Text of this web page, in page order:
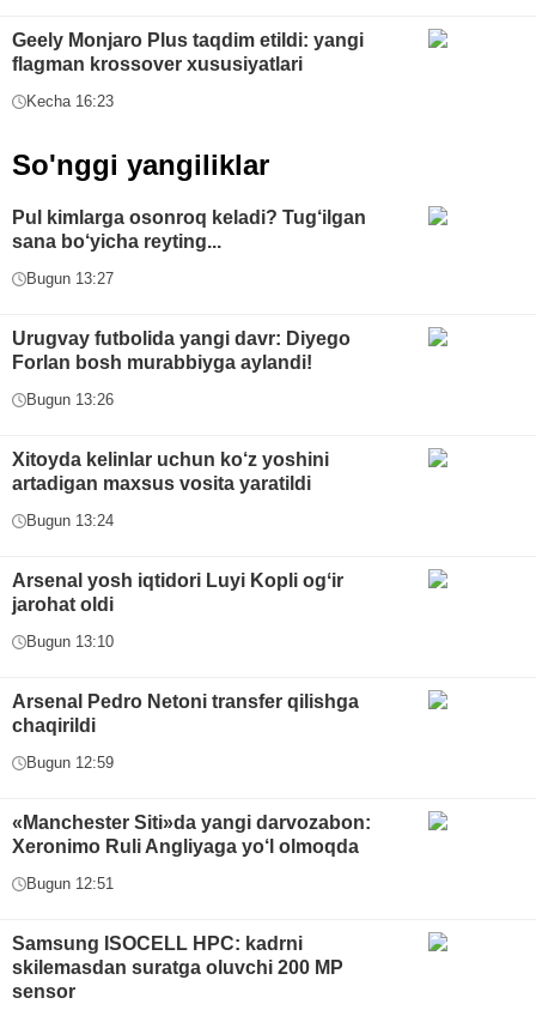
Geely Monjaro Plus taqdim etildi: yangi
flagman krossover xususiyatlari
Kecha 16:23
So'nggi yangiliklar
Pul kimlarga osonroq keladi? Tug‘ilgan
sana bo‘yicha reyting...
Bugun 13:27
Urugvay futbolida yangi davr: Diyego
Forlan bosh murabbiyga aylandi!
Bugun 13:26
Xitoyda kelinlar uchun ko‘z yoshini
artadigan maxsus vosita yaratildi
Bugun 13:24
Arsenal yosh iqtidori Luyi Kopli ogʻir
jarohat oldi
Bugun 13:10
Arsenal Pedro Netoni transfer qilishga
chaqirildi
Bugun 12:59
«Manchester Siti»da yangi darvozabon:
Xeronimo Ruli Angliyaga yo‘l olmoqda
Bugun 12:51
Samsung ISOCELL HPC: kadrni
skilemasdan suratga oluvchi 200 MP
sensor